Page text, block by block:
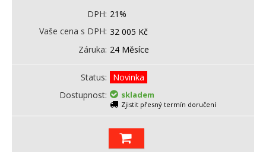
DPH 21%
Vaše cena s DPH 32 005 Kč
Záruka 24 Měsíce
Status
Novinka
Dostupnost
skladem
Zjistit přesný termín doručení